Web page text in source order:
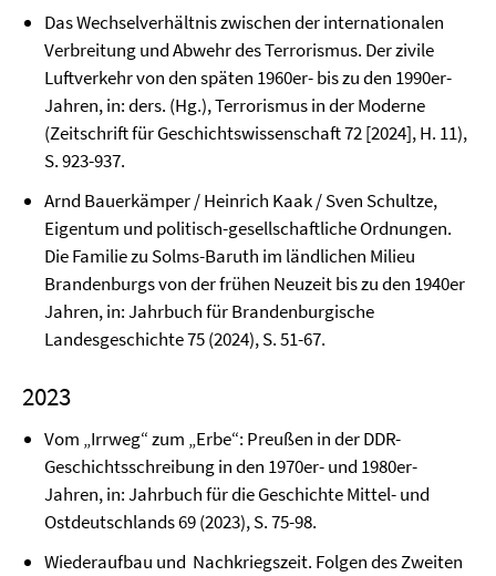
Das Wechselverhältnis zwischen der internationalen
Verbreitung und Abwehr des Terrorismus. Der zivile
Luftverkehr von den späten 1960er- bis zu den 1990er-
Jahren, in: ders. (Hg.), Terrorismus in der Moderne
(Zeitschrift für Geschichtswissenschaft 72 [2024], H. 11),
S. 923-937.
Arnd Bauerkämper / Heinrich Kaak / Sven Schultze,
Eigentum und politisch-gesellschaftliche Ordnungen.
Die Familie zu Solms-Baruth im ländlichen Milieu
Brandenburgs von der frühen Neuzeit bis zu den 1940er
Jahren, in: Jahrbuch für Brandenburgische
Landesgeschichte 75 (2024), S. 51-67.
2023
Vom „Irrweg“ zum „Erbe“: Preußen in der DDR-
Geschichtsschreibung in den 1970er- und 1980er-
Jahren, in: Jahrbuch für die Geschichte Mittel- und
Ostdeutschlands 69 (2023), S. 75-98.
Wiederaufbau und Nachkriegszeit. Folgen des Zweiten